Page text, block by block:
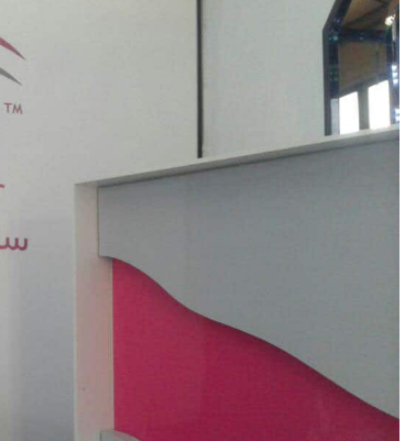
سقف مات
سقف اپلای